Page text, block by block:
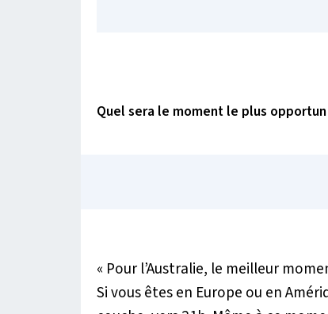
Quel sera le moment le plus opportun
« Pour l’Australie, le meilleur
Si vous êtes en Europe ou en